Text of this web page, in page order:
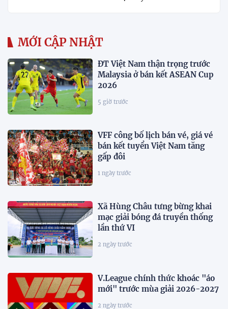
MỚI CẬP NHẬT
ĐT Việt Nam thận trọng trước
Malaysia ở bán kết ASEAN Cup
2026
5 giờ trước
VFF công bố lịch bán vé, giá vé
bán kết tuyển Việt Nam tăng
gấp đôi
1 ngày trước
Xã Hùng Châu tưng bừng khai
mạc giải bóng đá truyền thống
lần thứ VI
2 ngày trước
V.League chính thức khoác "áo
mới" trước mùa giải 2026-2027
2 ngày trước